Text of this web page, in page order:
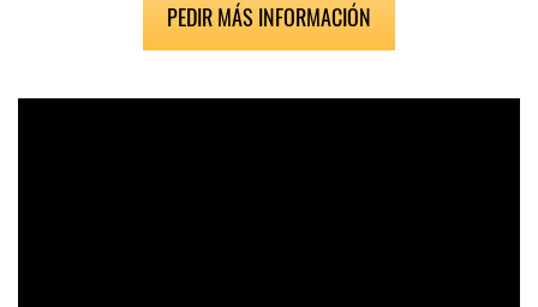
PEDIR MÁS INFORMACIÓN